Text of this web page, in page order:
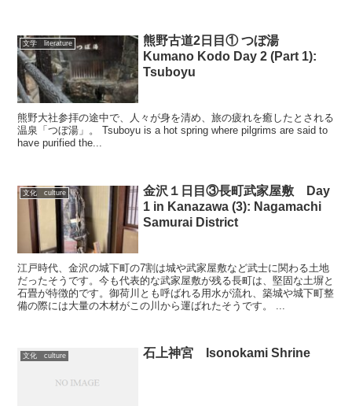
文学 literature
熊野古道2日目① つぼ湯
Kumano Kodo Day 2 (Part 1):
Tsuboyu
熊野大社参拝の途中で、人々が身を清め、旅の疲れを癒したとされる
温泉「つぼ湯」。 Tsuboyu is a hot spring where pilgrims are said to
have purified the...
文化 culture
金沢１日目③長町武家屋敷 Day
1 in Kanazawa (3): Nagamachi
Samurai District
江戸時代、金沢の城下町の7割は城や武家屋敷など武士に関わる土地
だったそうです。今も代表的な武家屋敷が残る長町は、堅固な土塀と
石畳が特徴的です。御荷川とも呼ばれる用水が流れ、築城や城下町整
備の際には大量の木材がこの川から運ばれたそうです。 ...
文化 culture 石上神宮 Isonokami Shrine